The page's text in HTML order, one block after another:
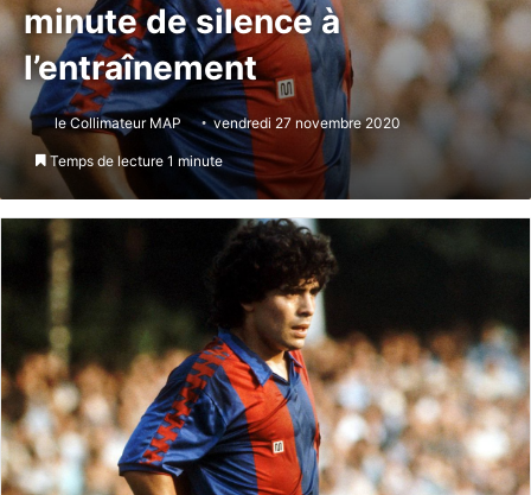
minute de silence à
l’entraînement
le Collimateur MAP vendredi 27 novembre 2020
Temps de lecture 1 minute